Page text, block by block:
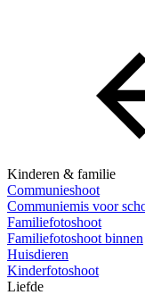
Kinderen & familie
Communieshoot
Communiemis voor
Familiefotoshoot
Familiefotoshoot binnen
Huisdieren
Kinderfotoshoot
Liefde